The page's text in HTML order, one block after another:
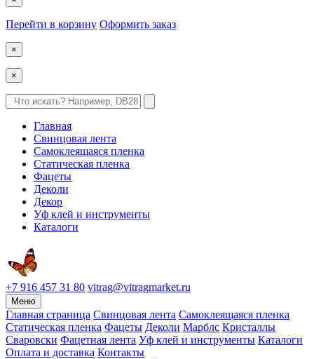
Перейти в корзину Оформить заказ
×
×
Главная
Свинцовая лента
Самоклеящаяся пленка
Статическая пленка
Фацеты
Деколи
Декор
Уф клей и инструменты
Каталоги
+7 916 457 31 80 vitrag@vitragmarket.ru
Меню
Главная страница Свинцовая лента Самоклеящаяся пленка
Статическая пленка Фацеты Деколи Марблс Кристаллы
Сваровски Фацетная лента Уф клей и инструменты Каталоги
Оплата и доставка Контакты